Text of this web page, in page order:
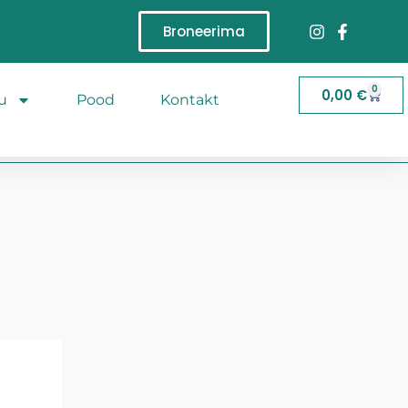
Broneerima
Pood Kontakt 0,00 € 0